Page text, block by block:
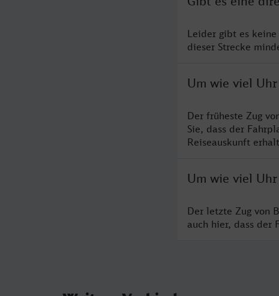
Leider gibt es keine
dieser Strecke
Um wie viel
Der früheste Zug
Sie, dass der
Reiseauskunft
Um wie viel
Der letzte Zug von
auch hier, dass der